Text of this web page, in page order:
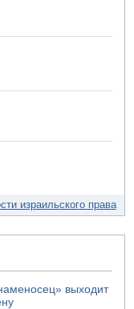
израильского права
выходит